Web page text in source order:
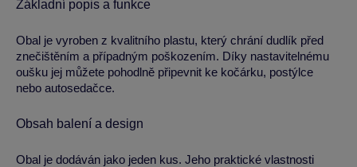
Základní popis a funkce
Obal je vyroben z kvalitního plastu, který chrání dudlík před
znečištěním a případným poškozením. Díky nastavitelnému
oušku jej můžete pohodlně připevnit ke kočárku, postýlce
nebo autosedačce.
Obsah balení a design
Obal je dodáván jako jeden kus. Jeho praktické vlastnosti